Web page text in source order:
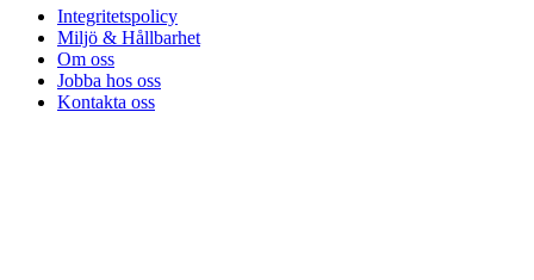
Integritetspolicy
Miljö & Hållbarhet
Om oss
Jobba hos oss
Kontakta oss